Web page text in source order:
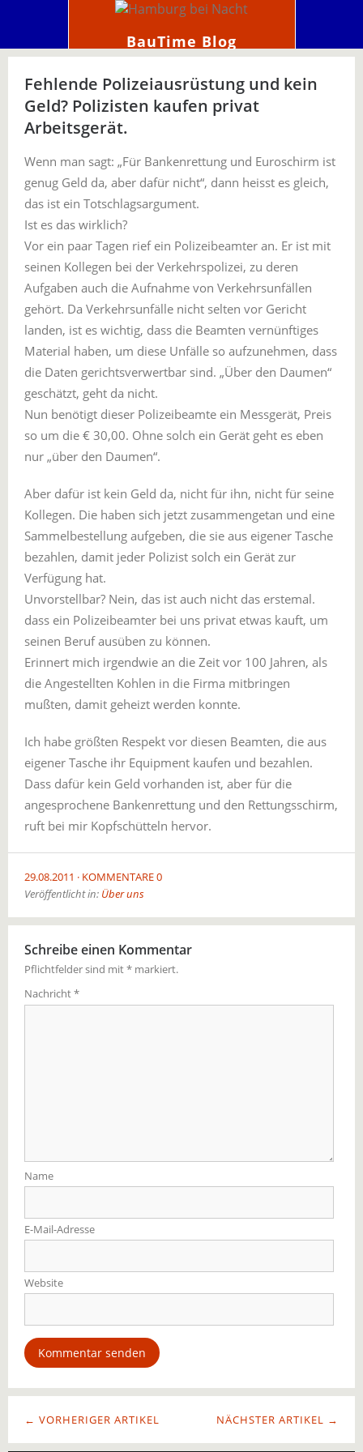
BauTime Blog
Fehlende Polizeiausrüstung und kein
Geld? Polizisten kaufen privat
Arbeitsgerät.
Wenn man sagt: „Für Bankenrettung und Euroschirm ist
genug Geld da, aber dafür nicht“, dann heisst es gleich,
das ist ein Totschlagsargument.
Ist es das wirklich?
Vor ein paar Tagen rief ein Polizeibeamter an. Er ist mit
seinen Kollegen bei der Verkehrspolizei, zu deren
Aufgaben auch die Aufnahme von Verkehrsunfällen
gehört. Da Verkehrsunfälle nicht selten vor Gericht
landen, ist es wichtig, dass die Beamten vernünftiges
Material haben, um diese Unfälle so aufzunehmen, dass
die Daten gerichtsverwertbar sind. „Über den Daumen“
geschätzt, geht da nicht.
Nun benötigt dieser Polizeibeamte ein Messgerät, Preis
so um die € 30,00. Ohne solch ein Gerät geht es eben
nur „über den Daumen“.
Aber dafür ist kein Geld da, nicht für ihn, nicht für seine
Kollegen. Die haben sich jetzt zusammengetan und eine
Sammelbestellung aufgeben, die sie aus eigener Tasche
bezahlen, damit jeder Polizist solch ein Gerät zur
Verfügung hat.
Unvorstellbar? Nein, das ist auch nicht das erstemal.
dass ein Polizeibeamter bei uns privat etwas kauft, um
seinen Beruf ausüben zu können.
Erinnert mich irgendwie an die Zeit vor 100 Jahren, als
die Angestellten Kohlen in die Firma mitbringen
mußten, damit geheizt werden konnte.
Ich habe größten Respekt vor diesen Beamten, die aus
eigener Tasche ihr Equipment kaufen und bezahlen.
Dass dafür kein Geld vorhanden ist, aber für die
angesprochene Bankenrettung und den Rettungsschirm,
ruft bei mir Kopfschütteln hervor.
29.08.2011
KOMMENTARE 0
Veröffentlicht in: Über uns
Schreibe einen Kommentar
Pflichtfelder sind mit* markiert.
Nachricht*
Name
E-Mail-Adresse
Website
NÄCHSTER ARTIKEL →
← VORHERIGER ARTIKEL